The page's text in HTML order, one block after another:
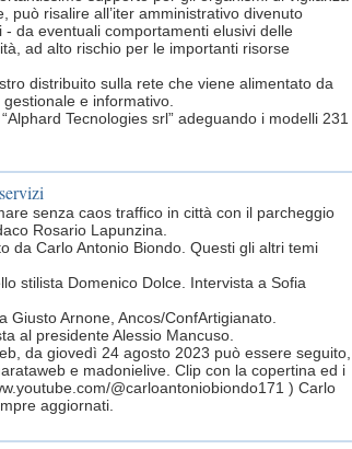
risalire all’iter amministrativo divenuto
- da eventuali comportamenti elusivi delle
ad alto rischio per le importanti risorse
distribuito sulla rete che viene alimentato da
e informativo.
Tecnologies srl” adeguando i modelli 231
senza caos traffico in città con il parcheggio
Rosario Lapunzina.
da Carlo Antonio Biondo. Questi gli altri temi
stilista Domenico Dolce. Intervista a Sofia
Arnone, Ancos/ConfArtigianato.
al presidente Alessio Mancuso.
da giovedì 24 agosto 2023 può essere seguito,
e madonielive. Clip con la copertina ed i
@carloantoniobiondo171 ) Carlo
aggiornati.